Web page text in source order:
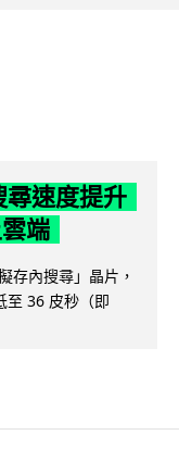
尋速度提升
端
存內搜尋」晶片，
至 36 皮秒（即